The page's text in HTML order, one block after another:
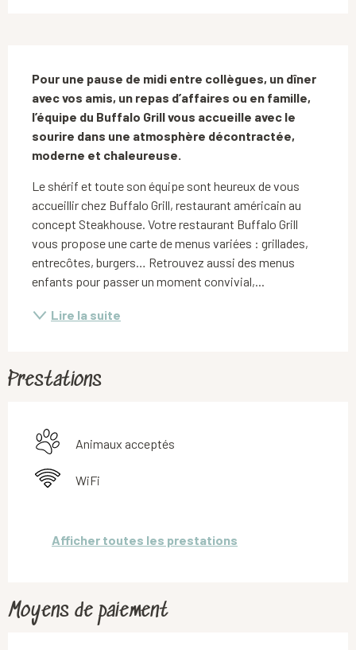
Pour une pause de midi entre collègues, un dîner
avec vos amis, un repas d’affaires ou en famille,
l’équipe du Buffalo Grill vous accueille avec le
sourire dans une atmosphère décontractée,
moderne et chaleureuse.
Le shérif et toute son équipe sont heureux de vous
accueillir chez Buffalo Grill, restaurant américain au
concept Steakhouse. Votre restaurant Buffalo Grill
vous propose une carte de menus variées : grillades,
entrecôtes, burgers… Retrouvez aussi des menus
enfants pour passer un moment convivial,...
Lire la suite
Prestations
Animaux acceptés
WiFi
Afficher toutes les prestations
Moyens de paiement